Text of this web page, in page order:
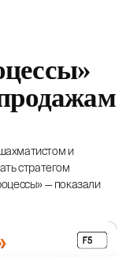
и
стратегом
— показали